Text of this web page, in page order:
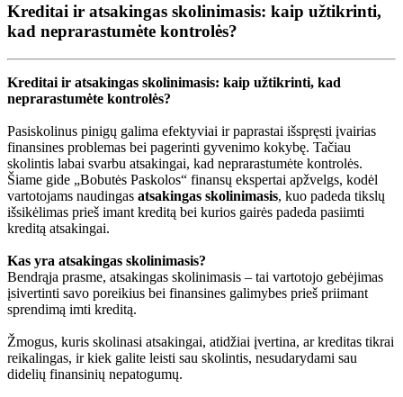
Kreditai ir atsakingas skolinimasis: kaip užtikrinti,
kad neprarastumėte kontrolės?
Kreditai ir atsakingas skolinimasis: kaip užtikrinti, kad
neprarastumėte kontrolės?
Pasiskolinus pinigų galima efektyviai ir paprastai išspręsti įvairias
finansines problemas bei pagerinti gyvenimo kokybę. Tačiau
skolintis labai svarbu atsakingai, kad neprarastumėte kontrolės.
Šiame gide „Bobutės Paskolos“ finansų ekspertai apžvelgs, kodėl
vartotojams naudingas atsakingas skolinimasis, kuo padeda tikslų
išsikėlimas prieš imant kreditą bei kurios gairės padeda pasiimti
kreditą atsakingai.
Kas yra atsakingas skolinimasis?
Bendrąja prasme, atsakingas skolinimasis – tai vartotojo gebėjimas
įsivertinti savo poreikius bei finansines galimybes prieš priimant
sprendimą imti kreditą.
Žmogus, kuris skolinasi atsakingai, atidžiai įvertina, ar kreditas tikrai
reikalingas, ir kiek galite leisti sau skolintis, nesudarydami sau
didelių finansinių nepatogumų.